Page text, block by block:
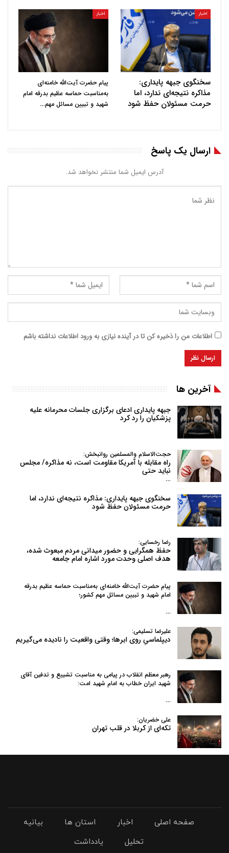
اخبار
سخنگوی جبهه پایداری:
مذاکره نتیجه‌ای ندارد، اما
حرمت مسئولان حفظ شود
اخبار
پیام حضرت آیت‌الله خامنه‌ای
به‌مناسبت حماسه عظیم بدرقه امام
شهید و تبیین مسائل مهم…
ارسال یک پاسخ
آدرس ایمیل شما منتشر نخواهد شد.
اطلاعات من را ذخیره کن تا در آینده نیازی به ورود اطلاعات نداشته باشم
آخرین ها
جبهه پایداری ادعای برگزاری جلسات محرمانه علیه
پزشکیان را رد کرد
حجت‌الاسلام والمسلمین روانبخش:
راه مقابله با آمریکا مقاومت است، نه مذاکره/ مجلس
نباید حتی
…
سخنگوی جبهه پایداری: مذاکره نتیجه‌ای ندارد، اما
حرمت مسئولان حفظ شود
رضا رخسایی:
حفظ همگرایی و حضور میدانی مردم مبعوث شده،
هدف اصلی وحدت مورد اشاره امام جامعه
پیام حضرت آیت‌الله خامنه‌ای به‌مناسبت حماسه عظیم بدرقه
امام شهید و تبیین مسائل مهم کشور؛
…
علیرضا تسلیمی:
دیپلماسیِ روی ابرها؛ وقتی واقعیت را نادیده می‌گیریم
رهبر معظم انقلاب در پیامی به‌ مناسبت تشییع و تدفین آقای
شهید ایران خطاب به امام شهید امت:
…
علی خضریان:
تکه‌ای از کربلا در قلب تهران
صفحه اصلی اخبار استان ها
بیانیه
تحلیل
یادداشت